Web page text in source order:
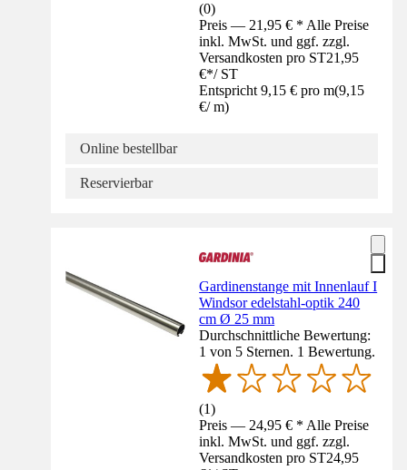
(0)
Preis — 21,95 € * Alle Preise
inkl. MwSt. und ggf. zzgl.
Versandkosten pro ST21,95
€*/ ST
Entspricht 9,15 € pro m(9,15
€/ m)
Online bestellbar
Reservierbar
Gardinenstange mit Innenlauf I
Windsor edelstahl-optik 240
cm Ø 25 mm
Durchschnittliche Bewertung:
1 von 5 Sternen. 1 Bewertung.
(1)
Preis — 24,95 € * Alle Preise
inkl. MwSt. und ggf. zzgl.
Versandkosten pro ST24,95